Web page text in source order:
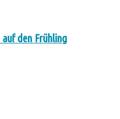
den Frühling